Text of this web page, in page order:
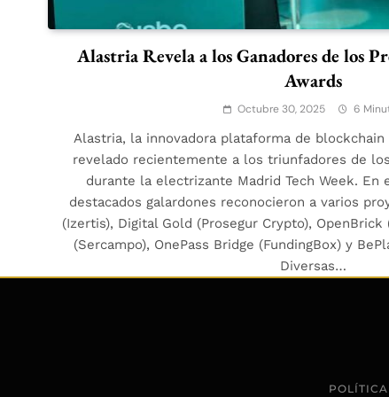
Alastria Revela a los Ganadores de los
Awards
Octubre 30, 2025 6
Alastria, la innovadora plataforma de
revelado recientemente a los triunfadores de
durante la electrizante Madrid Tech Week. En
destacados galardones reconocieron a varios
(Izertis), Digital Gold (Prosegur Crypto), OpenBrick
(Sercampo), OnePass Bridge (FundingBox) y
Diversas…